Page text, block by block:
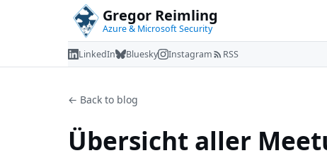
Gregor Reimling
Azure & Microsoft Security
LinkedIn Bluesky Instagram RSS
← Back to blog
Übersicht aller